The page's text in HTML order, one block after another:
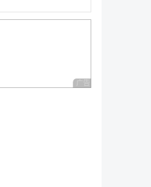
广告 商业广告，理性